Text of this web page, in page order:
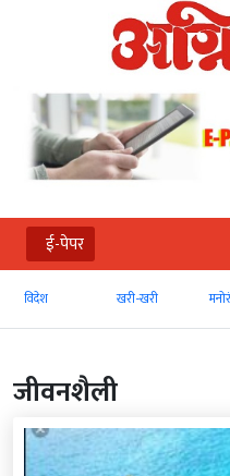
ई-पेपर
खरी-खरी मनोरंजन खेल
जीवनशैली